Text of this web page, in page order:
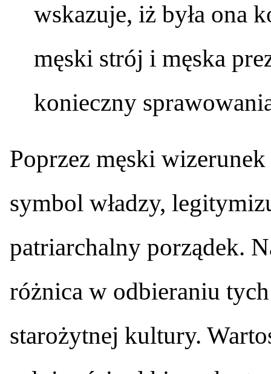
wskazuje, iż była ona
męski strój i męska
konieczny
Poprzez męski
symbol władzy,
patriarchalny porządek.
różnica w odbieraniu
starożytnej kultury.